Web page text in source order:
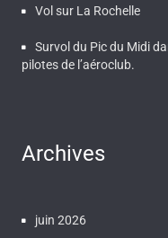
Vol sur La Rochelle
Survol du Pic du Midi
pilotes de l’aéroclub.
Archives
juin 2026